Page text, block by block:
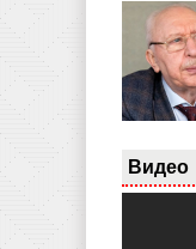
Видео